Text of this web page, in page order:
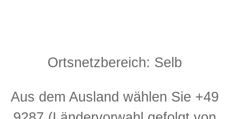
Ortsnetzbereich: Selb
Aus dem Ausland wählen Sie +49